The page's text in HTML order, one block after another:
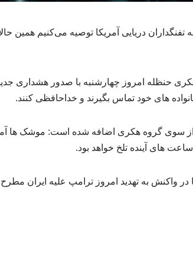
دریایی آمریکا توصیه می‌کنیم همین
حنظله امروز چهارشنبه با صدور هشداری جدید
های خود تماس بگیرند و خداحافظی کنند.
از سوی ‌گروه هکری اضافه شده است: موشک‌ ها
های آینده تلخ خواهد بود.
در واکنش به تهدید امروز ترامپ علیه ایران